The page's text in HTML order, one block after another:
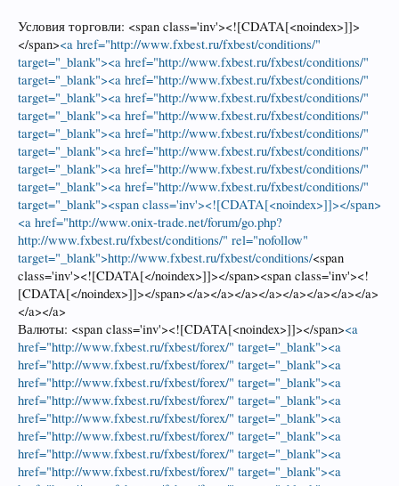
Условия торговли: <span class='inv'><![CDATA[<noindex>]]>
</span><a href="http://www.fxbest.ru/fxbest/conditions/"
target="_blank"><a href="http://www.fxbest.ru/fxbest/conditions/"
target="_blank"><a href="http://www.fxbest.ru/fxbest/conditions/"
target="_blank"><a href="http://www.fxbest.ru/fxbest/conditions/"
target="_blank"><a href="http://www.fxbest.ru/fxbest/conditions/"
target="_blank"><a href="http://www.fxbest.ru/fxbest/conditions/"
target="_blank"><a href="http://www.fxbest.ru/fxbest/conditions/"
target="_blank"><a href="http://www.fxbest.ru/fxbest/conditions/"
target="_blank"><a href="http://www.fxbest.ru/fxbest/conditions/"
target="_blank"><span class='inv'><![CDATA[<noindex>]]></span>
<a href="http://www.onix-trade.net/forum/go.php?
http://www.fxbest.ru/fxbest/conditions/" rel="nofollow"
target="_blank">http://www.fxbest.ru/fxbest/conditions/<span
class='inv'><![CDATA[</noindex>]]></span><span class='inv'><!
[CDATA[</noindex>]]></span></a></a></a></a></a></a></a></a>
</a></a>
Валюты: <span class='inv'><![CDATA[<noindex>]]></span><a
href="http://www.fxbest.ru/fxbest/forex/" target="_blank"><a
href="http://www.fxbest.ru/fxbest/forex/" target="_blank"><a
href="http://www.fxbest.ru/fxbest/forex/" target="_blank"><a
href="http://www.fxbest.ru/fxbest/forex/" target="_blank"><a
href="http://www.fxbest.ru/fxbest/forex/" target="_blank"><a
href="http://www.fxbest.ru/fxbest/forex/" target="_blank"><a
href="http://www.fxbest.ru/fxbest/forex/" target="_blank"><a
href="http://www.fxbest.ru/fxbest/forex/" target="_blank"><a